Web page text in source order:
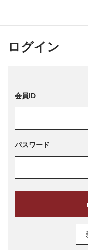
ログイン
会員ID
パスワード